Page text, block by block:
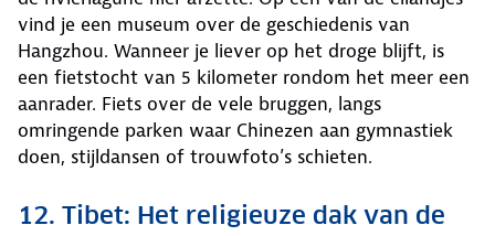
vind je een museum over de geschiedenis van
Hangzhou. Wanneer je liever op het droge blijft, is
een fietstocht van 5 kilometer rondom het meer een
aanrader. Fiets over de vele bruggen, langs
omringende parken waar Chinezen aan gymnastiek
doen, stijldansen of trouwfoto’s schieten.
12. Tibet: Het religieuze dak van de